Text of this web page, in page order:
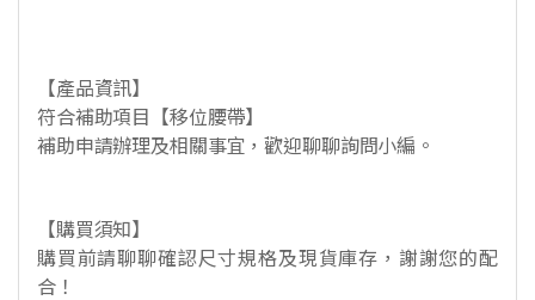
【產品資訊】
符合補助項目【移位腰帶】
補助申請辦理及相關事宜，歡迎聊聊詢問小編。
【購買須知】
購買前請聊聊確認尺寸規格及現貨庫存，謝謝您的配
合！